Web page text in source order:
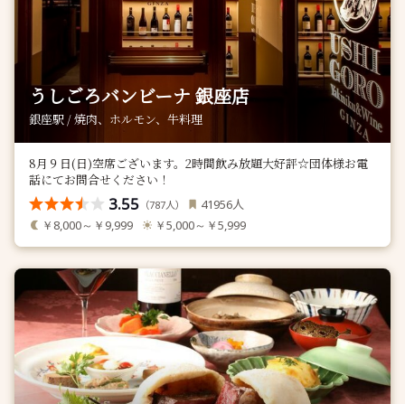
うしごろバンビーナ 銀座店
銀座駅 / 焼肉、ホルモン、牛料理
8月９日(日)空席ございます。2時間飲み放題大好評☆団体様お電
話にてお問合せください！
3.55 （787人） 41956人
￥8,000～￥9,999 ￥5,000～￥5,999